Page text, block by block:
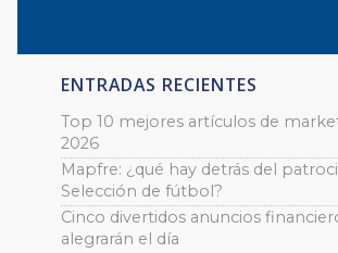
ENTRADAS RECIENTES
Top 10 mejores artículos de
2026
Mapfre: ¿qué hay detrás del
Selección de fútbol?
Cinco divertidos anuncios
alegrarán el día